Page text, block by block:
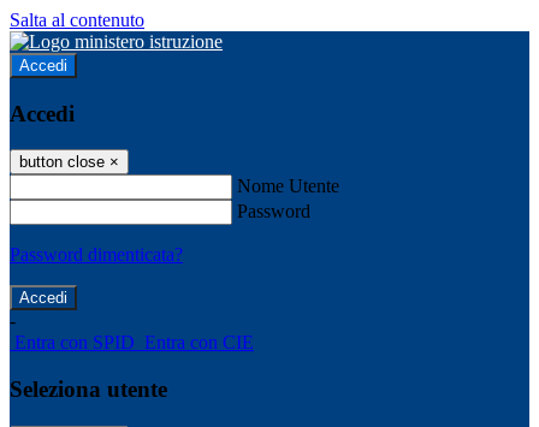
Salta al contenuto
Accedi
Accedi
button close ×
Nome Utente
Password
Password dimenticata?
-
Entra con SPID Entra con CIE
Seleziona utente